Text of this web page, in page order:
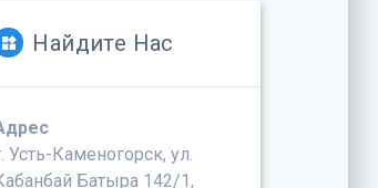
Найдите Нас
Усть-Каменогорск, ул.
Батыра 142/1,